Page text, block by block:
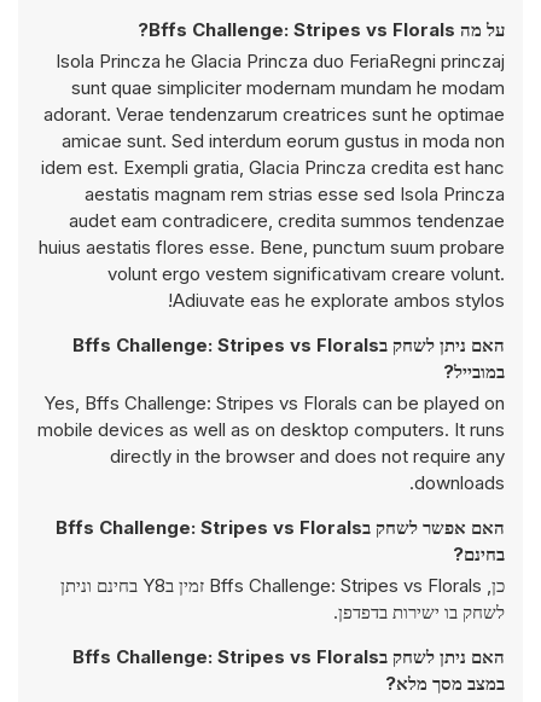
על מה Bffs Challenge: Stripes vs Florals?
Isola Princza he Glacia Princza duo FeriaRegni princzaj
sunt quae simpliciter modernam mundam he modam
adorant. Verae tendenzarum creatrices sunt he optimae
amicae sunt. Sed interdum eorum gustus in moda non
idem est. Exempli gratia, Glacia Princza credita est hanc
aestatis magnam rem strias esse sed Isola Princza
audet eam contradicere, credita summos tendenzae
huius aestatis flores esse. Bene, punctum suum probare
volunt ergo vestem significativam creare volunt.
Adiuvate eas he explorate ambos stylos!
האם ניתן לשחק בBffs Challenge: Stripes vs Florals
במובייל?
Yes, Bffs Challenge: Stripes vs Florals can be played on
mobile devices as well as on desktop computers. It runs
directly in the browser and does not require any
downloads.
האם אפשר לשחק בBffs Challenge: Stripes vs Florals
בחינם?
כן, Bffs Challenge: Stripes vs Florals זמין בY8 בחינם וניתן
לשחק בו ישירות בדפדפן.
האם ניתן לשחק בBffs Challenge: Stripes vs Florals
במצב מסך מלא?